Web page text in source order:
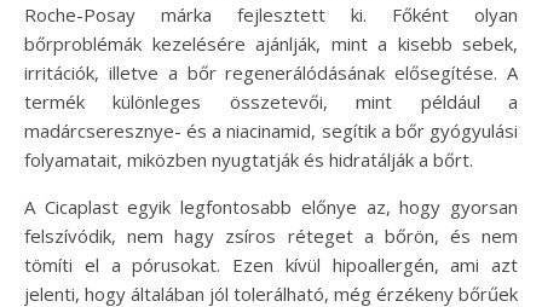
Roche-Posay márka fejlesztett ki. Főként olyan
bőrproblémák kezelésére ajánlják, mint a kisebb sebek,
irritációk, illetve a bőr regenerálódásának elősegítése. A
termék különleges összetevői, mint például a
madárcseresznye- és a niacinamid, segítik a bőr gyógyulási
folyamatait, miközben nyugtatják és hidratálják a bőrt.
A Cicaplast egyik legfontosabb előnye az, hogy gyorsan
felszívódik, nem hagy zsíros réteget a bőrön, és nem
tömíti el a pórusokat. Ezen kívül hipoallergén, ami azt
jelenti, hogy általában jól tolerálható, még érzékeny bőrűek